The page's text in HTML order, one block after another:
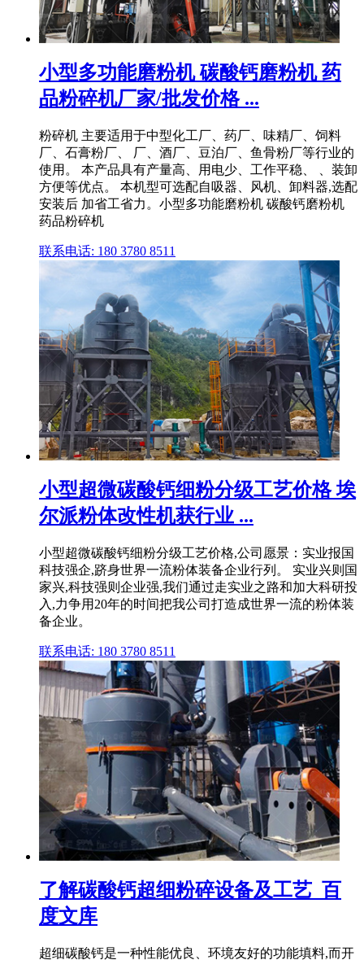
小型多功能磨粉机 碳酸钙磨粉机 药
品粉碎机厂家/批发价格 ...
粉碎机 主要适用于中型化工厂、药厂、味精厂、饲料
厂、石膏粉厂、 厂、酒厂、豆泊厂、鱼骨粉厂等行业的
使用。 本产品具有产量高、用电少、工作平稳、 、装卸
方便等优点。 本机型可选配自吸器、风机、卸料器,选配
安装后 加省工省力。小型多功能磨粉机 碳酸钙磨粉机
药品粉碎机
联系电话: 180 3780 8511
小型超微碳酸钙细粉分级工艺价格 埃
尔派粉体改性机获行业 ...
小型超微碳酸钙细粉分级工艺价格,公司愿景：实业报国
科技强企,跻身世界一流粉体装备企业行列。 实业兴则国
家兴,科技强则企业强,我们通过走实业之路和加大科研投
入,力争用20年的时间把我公司打造成世界一流的粉体装
备企业。
联系电话: 180 3780 8511
了解碳酸钙超细粉碎设备及工艺_百
度文库
超细碳酸钙是一种性能优良、环境友好的功能填料,而开